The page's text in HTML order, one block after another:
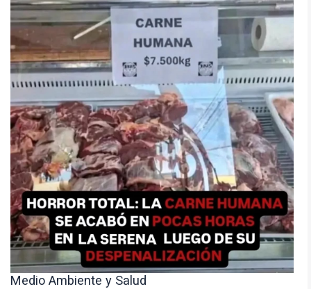
Medio Ambiente y Salud